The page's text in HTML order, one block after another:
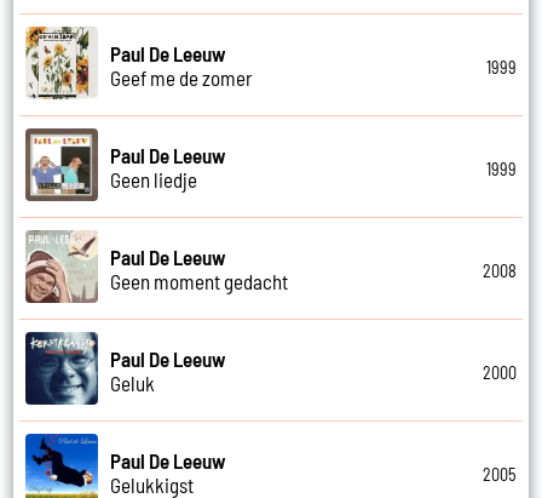
Paul De Leeuw
Geef me de zomer
1999
Paul De Leeuw
Geen liedje
1999
Paul De Leeuw
Geen moment gedacht
2008
Paul De Leeuw
Geluk
2000
Paul De Leeuw
Gelukkigst
2005